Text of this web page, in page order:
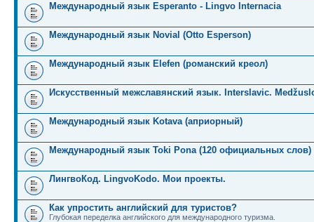
Международный язык Esperanto - Lingvo Internacia
Международный язык Novial (Otto Esperson)
Международный язык Elefen (романский креол)
Искусственный межславянский язык. Interslavic.
Международный язык Kotava (априорный)
Международный язык Toki Pona (120 официальных слов)
ЛингвоКод. LingvoKodo. Мои проекты.
Как упростить английский для туристов?
Глубокая переделка английского для международного туризма.